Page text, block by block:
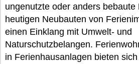
ungenutzte oder anders bebaute
heutigen Neubauten von
einen Einklang mit Umwelt- und
Naturschutzbelangen.
in Ferienhausanlagen bieten